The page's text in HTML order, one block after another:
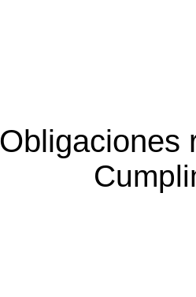
Obligaciones